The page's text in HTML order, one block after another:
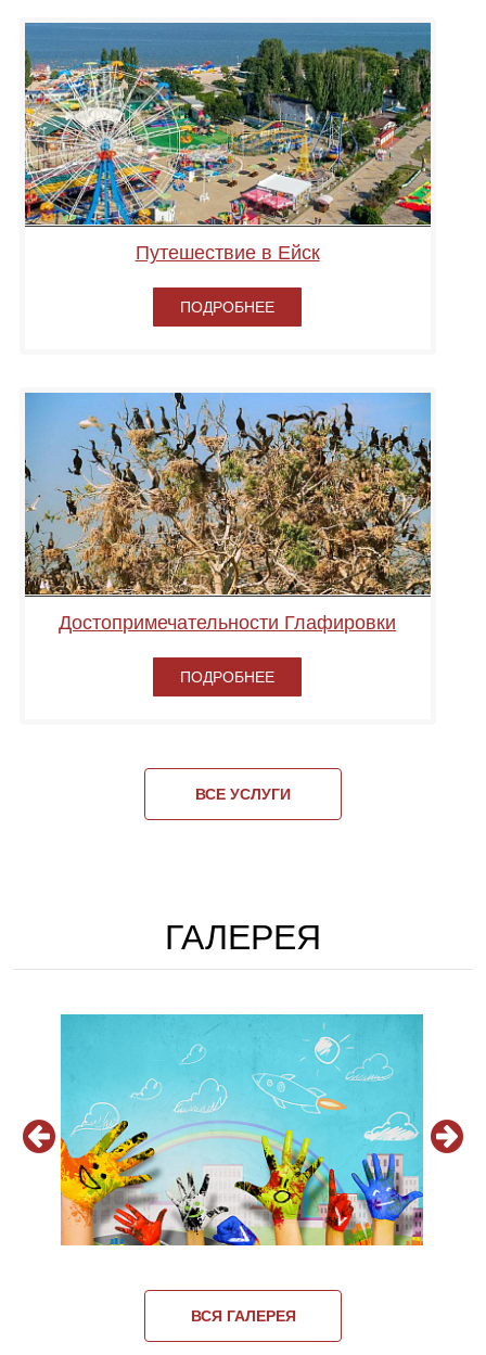
Путешествие в Ейск
ПОДРОБНЕЕ
Достопримечательности Глафировки
ПОДРОБНЕЕ
ВСЕ УСЛУГИ
ГАЛЕРЕЯ
ВСЯ ГАЛЕРЕЯ